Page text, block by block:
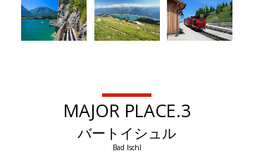
MAJOR PLACE.3
バートイシュル
Bad Ischl